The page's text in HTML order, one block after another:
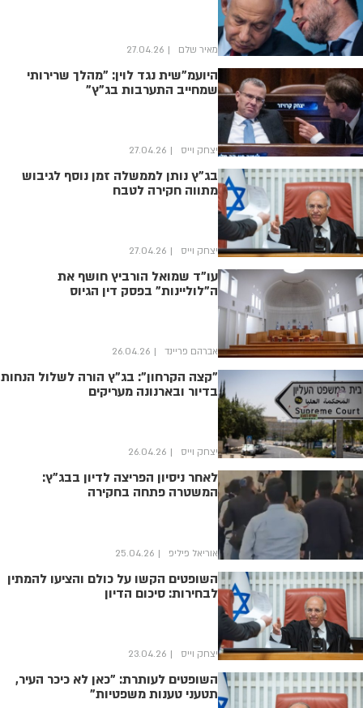
מאיר שלם 27.04.26
היועמ"שית נגד לוין: "מהלך שרירותי
שמחייב התערבות בג"ץ"
יצחק וייס 27.04.26
בג"ץ נותן לממשלה זמן נוסף לגיבוש
מתווה חקירה לטבח
יצחק וייס 27.04.26
עו"ד שמואל הורביץ חושף את
ה"לוליינות" בפסק דין הגיוס
אברהם פריינד 26.04.26
"קצה הקרחון": בג"ץ הורה לשלול הנחות
בדיור ובארנונה מעריקים
יצחק וייס 26.04.26
לאחר ניסיון הפריצה לדיון בבג"ץ:
המשטרה פתחה בחקירה
אוריאל פיליפ 25.04.26
השופטים הקשו על כולם והציעו להמתין
לבחירות: סיכום הדיון
יצחק וייס 23.04.26
השופטים לעותרת: "כאן לא כיכר העיר,
תטעני טענות משפטיות"